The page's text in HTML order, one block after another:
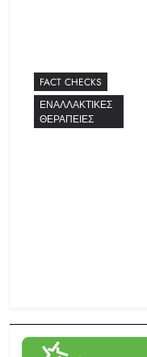
FACT CHECKS
ΕΝΑΛΛΑΚΤΙΚΈΣ
ΘΕΡΑΠΕΊΕΣ